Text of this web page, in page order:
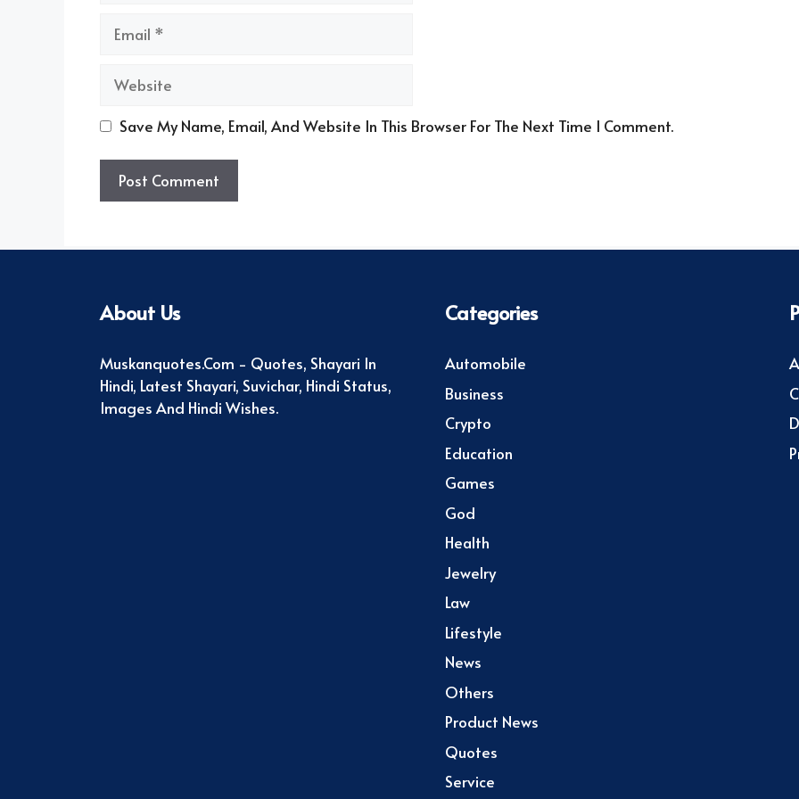
Save My Name, Email, And Website In This Browser For The Next Time I Comment.
About Us
Muskanquotes.com - Quotes, Shayari In
Hindi, Latest Shayari, Suvichar, Hindi Status,
Images And Hindi Wishes.
Categories
Automobile
Business
Crypto
Education
Games
God
Health
Jewelry
Law
Lifestyle
News
Others
Product News
Quotes
Service